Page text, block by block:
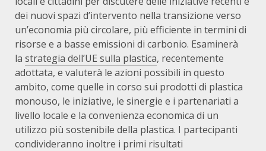
dei nuovi spazi d’intervento nella transizione verso
un’economia più circolare, più efficiente in termini di
risorse e a basse emissioni di carbonio. Esaminerà
la strategia dell’UE sulla plastica, recentemente
adottata, e valuterà le azioni possibili in questo
ambito, come quelle in corso sui prodotti di plastica
monouso, le iniziative, le sinergie e i partenariati a
livello locale e la convenienza economica di un
utilizzo più sostenibile della plastica. I partecipanti
condivideranno inoltre i primi risultati